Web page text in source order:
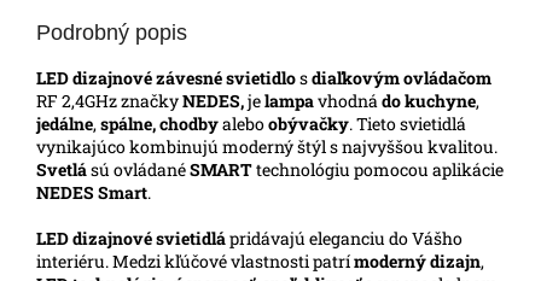
Podrobný popis
LED dizajnové závesné svietidlosdiaľkovým ovládačom
RF 2,4GHz značkyNEDES,jelampavhodnádo kuchyne,
jedálne,spálne, chodbyaleboobývačky. Tieto svietidlá
vynikajúco kombinujú moderný štýl s najvyššou kvalitou.
Svetlású ovládanéSMARTtechnológiu pomocou aplikácie
NEDES Smart.
LEDdizajnové svietidlápridávajú eleganciu do Vášho
interiéru. Medzi kľúčové vlastnosti patrímoderný dizajn,